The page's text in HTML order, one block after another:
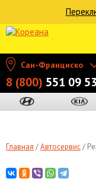
Сан-Франциско
8 (800) 551 09 53
Главная Автосервис